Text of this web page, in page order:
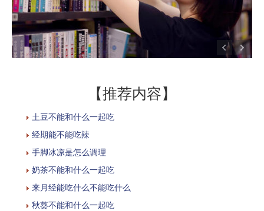
【推荐内容】
土豆不能和什么一起吃
经期能不能吃辣
手脚冰凉是怎么调理
奶茶不能和什么一起吃
来月经能吃什么不能吃什么
秋葵不能和什么一起吃